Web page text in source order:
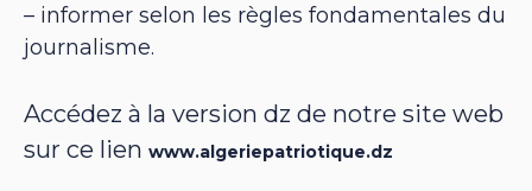
– informer selon les règles fondamentales du
journalisme.
Accédez à la version dz de notre site web
sur ce lien www.algeriepatriotique.dz